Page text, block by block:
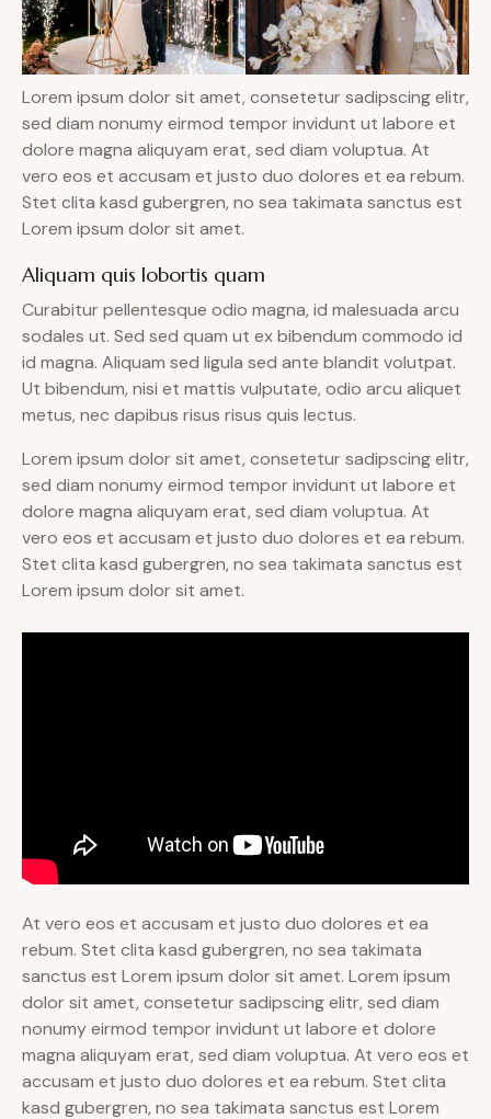
Lorem ipsum dolor sit amet, consetetur sadipscing elitr,
sed diam nonumy eirmod tempor invidunt ut labore et
dolore magna aliquyam erat, sed diam voluptua. At
vero eos et accusam et justo duo dolores et ea rebum.
Stet clita kasd gubergren, no sea takimata sanctus est
Lorem ipsum dolor sit amet.
Aliquam quis lobortis quam
Curabitur pellentesque odio magna, id malesuada arcu
sodales ut. Sed sed quam ut ex bibendum commodo id
id magna. Aliquam sed ligula sed ante blandit volutpat.
Ut bibendum, nisi et mattis vulputate, odio arcu aliquet
metus, nec dapibus risus risus quis lectus.
Lorem ipsum dolor sit amet, consetetur sadipscing elitr,
sed diam nonumy eirmod tempor invidunt ut labore et
dolore magna aliquyam erat, sed diam voluptua. At
vero eos et accusam et justo duo dolores et ea rebum.
Stet clita kasd gubergren, no sea takimata sanctus est
Lorem ipsum dolor sit amet.
At vero eos et accusam et justo duo dolores et ea
rebum. Stet clita kasd gubergren, no sea takimata
sanctus est Lorem ipsum dolor sit amet. Lorem ipsum
dolor sit amet, consetetur sadipscing elitr, sed diam
nonumy eirmod tempor invidunt ut labore et dolore
magna aliquyam erat, sed diam voluptua. At vero eos et
accusam et justo duo dolores et ea rebum. Stet clita
kasd gubergren, no sea takimata sanctus est Lorem